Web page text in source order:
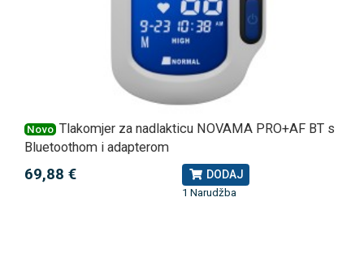
Novo Tlakomjer za nadlakticu NOVAMA PRO+AF BT s
Bluetoothom i adapterom
69,88 € DODAJ
1 Narudžba